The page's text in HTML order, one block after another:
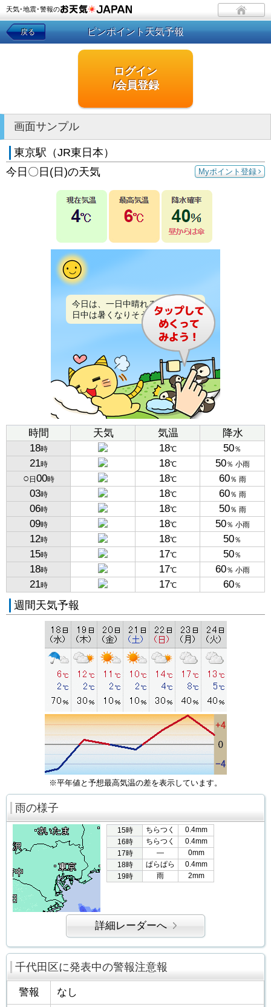
天気･地震･警報の
戻る ピンポイント天気予報
ログイン
/会員登録
画面サンプル
東京駅（JR東日本）
Myポイント登録
今日〇日(日)の天気
今日は、一日中晴れるでしょう。
日中は暑くなりそうです。
時間 天気 気温
降水
18時 18℃ 50％
21時 18℃ 50％ 小雨
○ 日 00時 18℃ 60％ 雨
03時 18℃ 60％ 雨
06時 18℃ 50％ 雨
09時 18℃ 50％ 小雨
12時 18℃ 50％
15時 17℃ 50％
18時 17℃ 60％ 小雨
21時 17℃ 60％
週間天気予報
※平年値と予想最高気温の差を表示しています。
雨の様子
15時 ちらつく
0.4mm
16時
ちらつく
0.4mm
17時
―
0mm
18時
ぱらぱら
0.4mm
19時
雨 2mm
詳細レーダーへ
千代田区に発表中の警報注意報
警報 なし